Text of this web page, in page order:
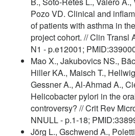
Pozo VD. Clinical and
of patients with asthma in
project cohort. // Clin Transl
N1 - p.e12001;
Mao X., Jakubovics NS.,
Hiller KA., Maisch T.,
Gessner A., Al-Ahmad A.,
Helicobacter pylori in the
controversy? // Crit Rev
NNULL - p.1-18;
Jörg L., Gschwend A.,